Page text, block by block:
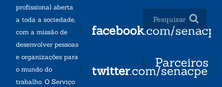
profissional aberta
a toda a sociedade,
com a missão de
desenvolver pessoas
e organizações para
o mundo do
trabalho. O Serviço
facebook.com/senacpe
twitter.com/senacpe
Parceiros